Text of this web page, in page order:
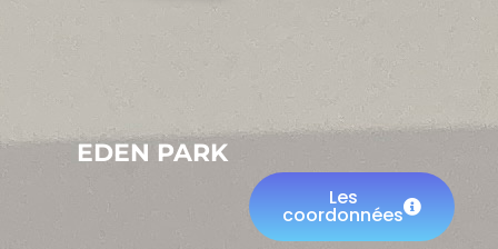
EDEN PARK
Les
coordonnées